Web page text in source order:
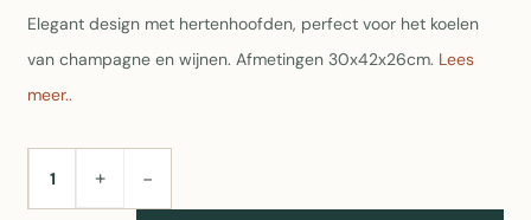
Elegant design met hertenhoofden, perfect voor het koelen
van champagne en wijnen. Afmetingen 30x42x26cm. Lees
meer..
AANTAL+ −